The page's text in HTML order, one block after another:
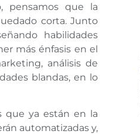
pensamos que la
corta. Junto
habilidades
más énfasis en el
análisis de
blandas, en lo
que ya están en la
automatizadas y,